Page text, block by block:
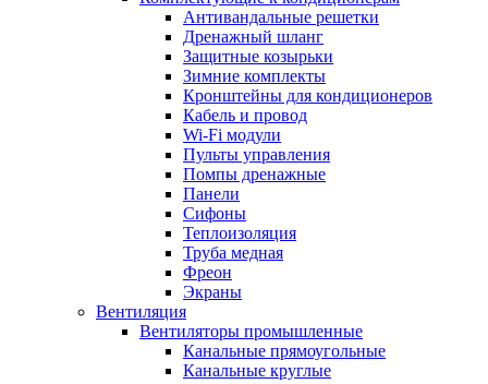
Антивандальные решетки
Дренажный шланг
Защитные козырьки
Зимние комплекты
Кронштейны для кондиционеров
Кабель и провод
Wi-Fi модули
Пульты управления
Помпы дренажные
Панели
Сифоны
Теплоизоляция
Труба медная
Фреон
Экраны
Вентиляция
Вентиляторы промышленные
Канальные прямоугольные
Канальные круглые